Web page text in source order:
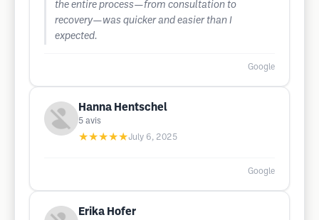
the entire process—from consultation to
recovery—was quicker and easier than I
expected.
Google
Hanna Hentschel
5 avis
★★★★★July 6, 2025
Google
Erika Hofer